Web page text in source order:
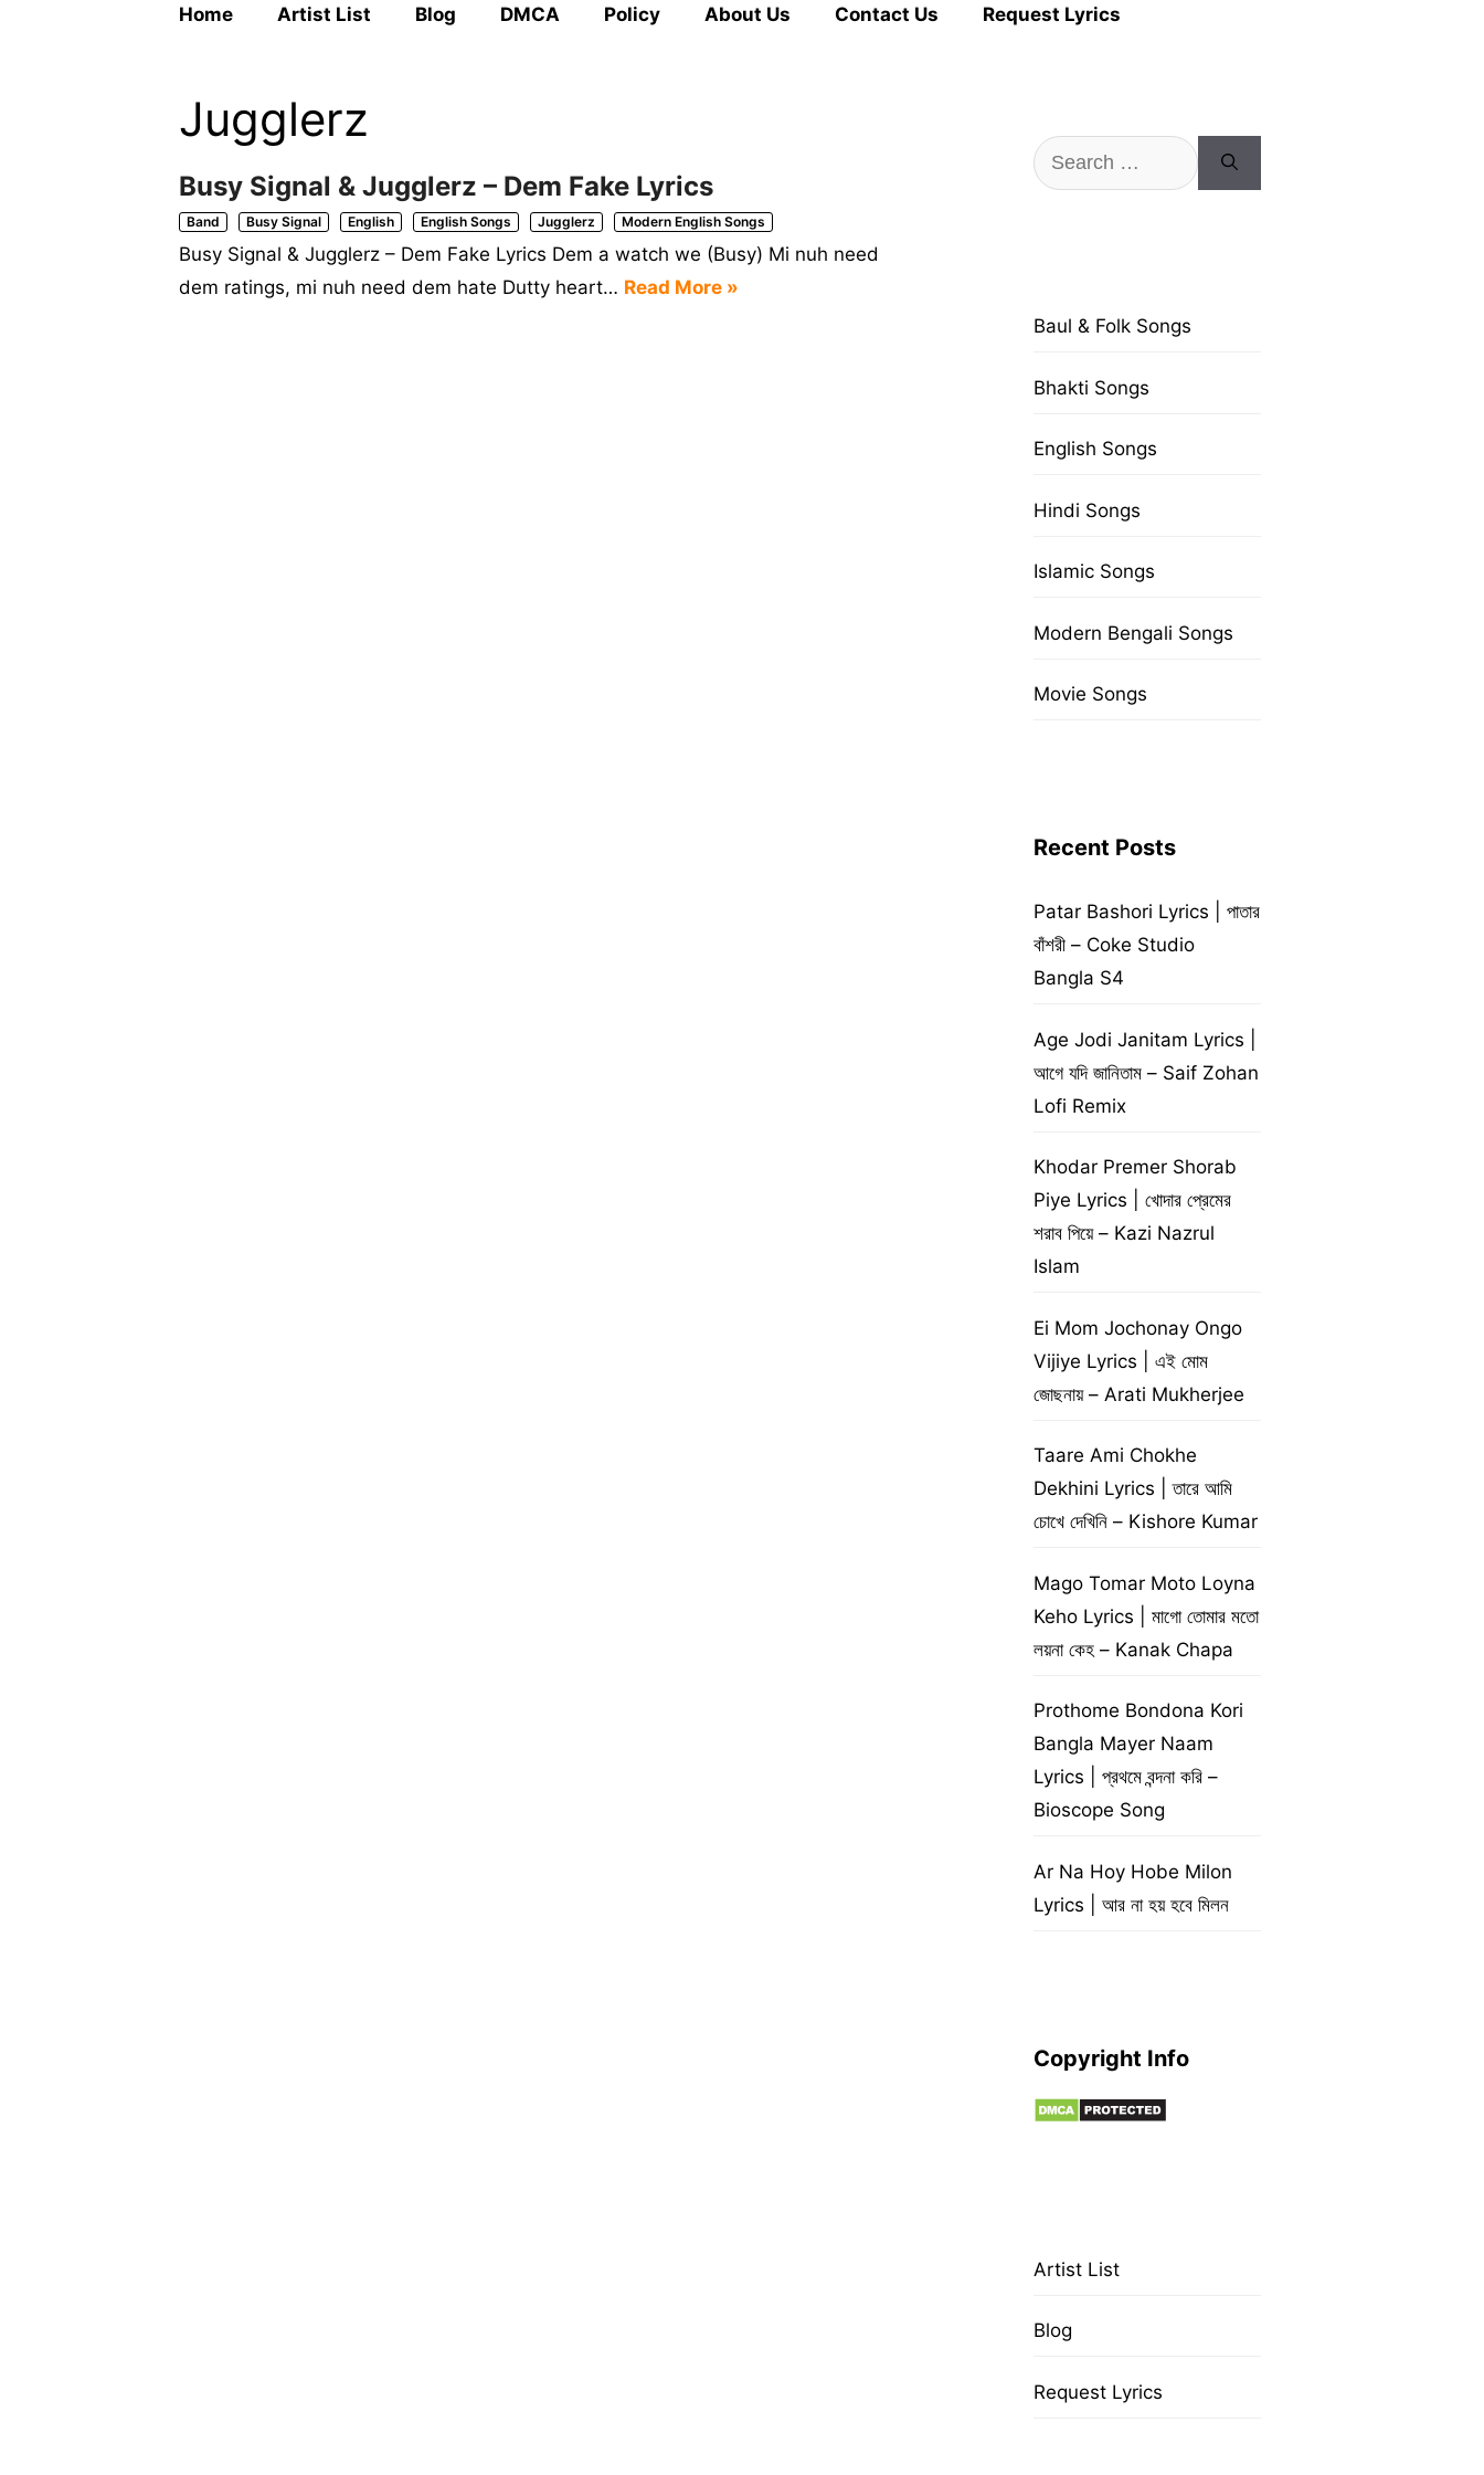
Home Artist List Blog DMCA Policy About Us Contact Us Request Lyrics
Jugglerz
Busy Signal & Jugglerz – Dem Fake Lyrics
Band Busy Signal English English Songs Jugglerz Modern English Songs
Busy Signal & Jugglerz – Dem Fake Lyrics Dem a watch we (Busy) Mi nuh need
dem ratings, mi nuh need dem hate Dutty heart… Read More »
Search
for:
Baul & Folk Songs
Bhakti Songs
English Songs
Hindi Songs
Islamic Songs
Modern Bengali Songs
Movie Songs
Recent Posts
Patar Bashori Lyrics | পাতার
বাঁশরী – Coke Studio
Bangla S4
Age Jodi Janitam Lyrics |
আগে যদি জানিতাম – Saif Zohan
Lofi Remix
Khodar Premer Shorab
Piye Lyrics | খোদার প্রেমের
শরাব পিয়ে – Kazi Nazrul
Islam
Ei Mom Jochonay Ongo
Vijiye Lyrics | এই মোম
জোছনায় – Arati Mukherjee
Taare Ami Chokhe
Dekhini Lyrics | তারে আমি
চোখে দেখিনি – Kishore Kumar
Mago Tomar Moto Loyna
Keho Lyrics | মাগো তোমার মতো
লয়না কেহ – Kanak Chapa
Prothome Bondona Kori
Bangla Mayer Naam
Lyrics | প্রথমে বন্দনা করি –
Bioscope Song
Ar Na Hoy Hobe Milon
Lyrics | আর না হয় হবে মিলন
Copyright Info
Artist List
Blog
Request Lyrics